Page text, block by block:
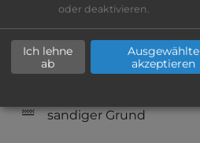
vorhanden
nur Barzahlung
sandiger Grund
oder deaktivieren.
Ich lehne
ab
Ausgewählte
akzeptieren